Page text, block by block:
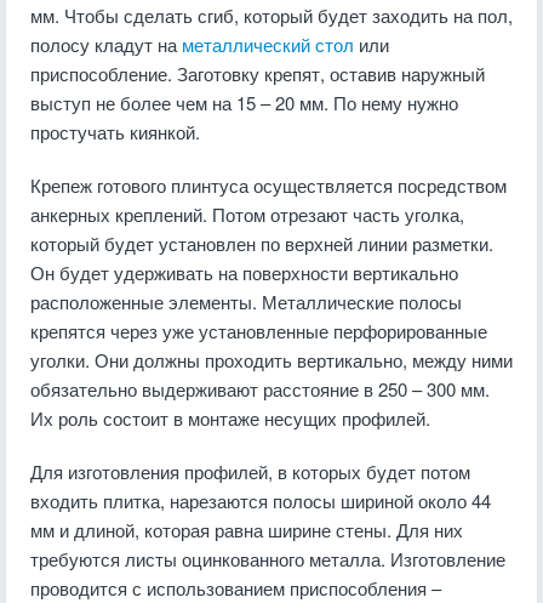
мм. Чтобы сделать сгиб, который будет заходить на пол,
полосу кладут на металлический стол или
приспособление. Заготовку крепят, оставив наружный
выступ не более чем на 15 – 20 мм. По нему нужно
простучать киянкой.
Крепеж готового плинтуса осуществляется посредством
анкерных креплений. Потом отрезают часть уголка,
который будет установлен по верхней линии разметки.
Он будет удерживать на поверхности вертикально
расположенные элементы. Металлические полосы
крепятся через уже установленные перфорированные
уголки. Они должны проходить вертикально, между ними
обязательно выдерживают расстояние в 250 – 300 мм.
Их роль состоит в монтаже несущих профилей.
Для изготовления профилей, в которых будет потом
входить плитка, нарезаются полосы шириной около 44
мм и длиной, которая равна ширине стены. Для них
требуются листы оцинкованного металла. Изготовление
проводится с использованием приспособления –